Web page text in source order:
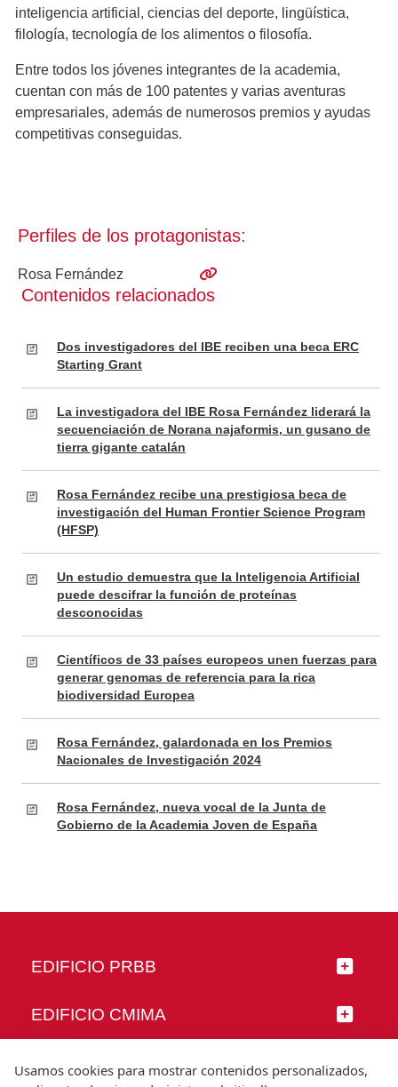
inteligencia artificial, ciencias del deporte, lingüística,
filología, tecnología de los alimentos o filosofía.
Entre todos los jóvenes integrantes de la academia,
cuentan con más de 100 patentes y varias aventuras
empresariales, además de numerosos premios y ayudas
competitivas conseguidas.
Perfiles de los protagonistas:
Rosa Fernández
Contenidos relacionados
Dos investigadores del IBE reciben una beca ERC
Starting Grant
La investigadora del IBE Rosa Fernández liderará la
secuenciación de Norana najaformis, un gusano de
tierra gigante catalán
Rosa Fernández recibe una prestigiosa beca de
investigación del Human Frontier Science Program
(HFSP)
Un estudio demuestra que la Inteligencia Artificial
puede descifrar la función de proteínas
desconocidas
Científicos de 33 países europeos unen fuerzas para
generar genomas de referencia para la rica
biodiversidad Europea
Rosa Fernández, galardonada en los Premios
Nacionales de Investigación 2024
Rosa Fernández, nueva vocal de la Junta de
Gobierno de la Academia Joven de España
EDIFICIO PRBB
EDIFICIO CMIMA
SÍGUENOS
Usamos cookies para mostrar contenidos personalizados,